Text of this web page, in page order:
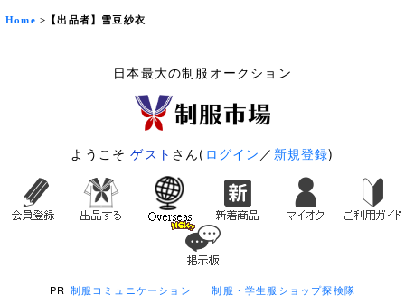
Home >【出品者】雪豆紗衣
日本最大の制服オークション
ようこそゲスト さん( ログイン ／ 新規登録)
PR 制服コミュニケーション 制服・学生服ショップ探検隊